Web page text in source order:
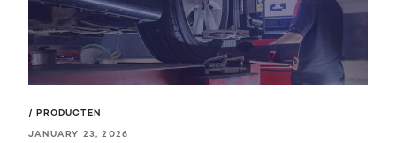
/ PRODUCTEN
JANUARY 23, 2026